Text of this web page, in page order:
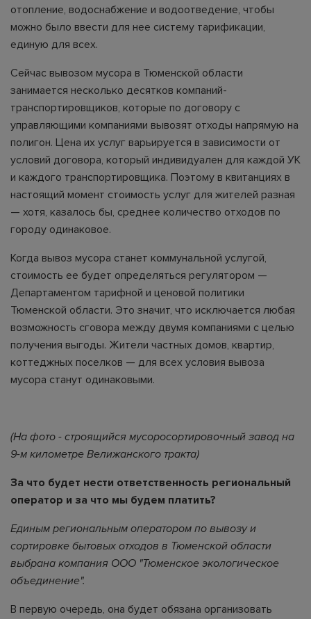
отопление, водоснабжение и водоотведение, чтобы
можно было ввести для нее систему тарификации,
единую для всех.
Сейчас вывозом мусора в Тюменской области
занимается несколько десятков компаний-
транспортировщиков, которые по договору с
управляющими компаниями вывозят отходы напрямую на
полигон. Цена их услуг варьируется в зависимости от
условий договора, который индивидуален для каждой УК
и каждого транспортировщика. Поэтому в квитанциях в
настоящий момент стоимость услуг для жителей разная
— хотя, казалось бы, среднее количество отходов по
городу одинаковое.
Когда вывоз мусора станет коммунальной услугой,
стоимость ее будет определяться регулятором —
Департаментом тарифной и ценовой политики
Тюменской области. Это значит, что исключается любая
возможность сговора между двумя компаниями с целью
получения выгоды. Жители частных домов, квартир,
коттеджных поселков — для всех условия вывоза
мусора станут одинаковыми.
(На фото - строящийся мусоросортировочный завод на
9-м километре Велижанского тракта)
За что будет нести ответственность региональный
оператор и за что мы будем платить?
Единым региональным оператором по вывозу и
сортировке бытовых отходов в Тюменской области
выбрана компания ООО "Тюменское экологическое
объединение".
В первую очередь, она будет обязана организовать